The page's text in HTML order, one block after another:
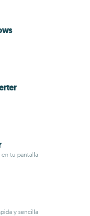
en tu pantalla
y sencilla